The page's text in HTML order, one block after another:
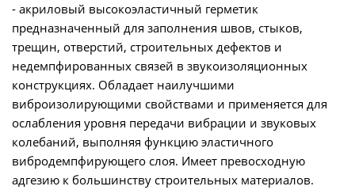
- акриловый высокоэластичный герметик
предназначенный для заполнения швов, стыков,
трещин, отверстий, строительных дефектов и
недемпфированных связей в звукоизоляционных
конструкциях. Обладает наилучшими
виброизолирующими свойствами и применяется для
ослабления уровня передачи вибрации и звуковых
колебаний, выполняя функцию эластичного
вибродемпфирующего слоя. Имеет превосходную
адгезию к большинству строительных материалов.